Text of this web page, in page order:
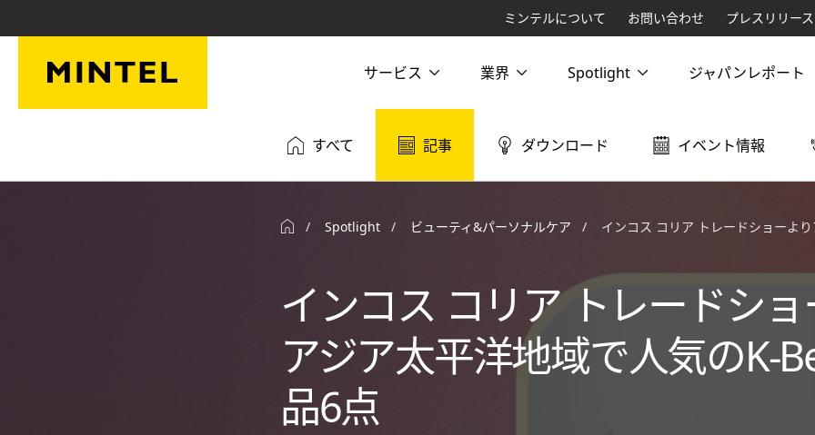
ミンテルについて お問い合わせ プレスリリース
サービス 業界 Spotlight ジャパンレポート
すべて 記事 ダウンロード イベント情報
Spotlight ビューティ&パーソナルケア インコス コリア トレードショーよりアジア太平洋
インコス コリア トレードシ
アジア太平洋地域で人気のK-
品6点